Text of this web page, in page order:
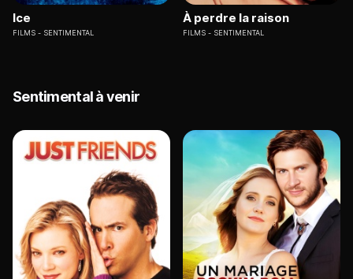
Ice
FILMS SENTIMENTAL
À perdre la raison
FILMS SENTIMENTAL
Sentimental à venir